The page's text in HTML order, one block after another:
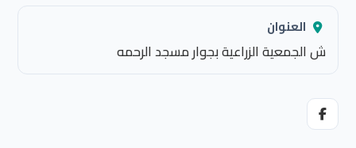
العنوان
ش الجمعية الزراعية بجوار مسجد الرحمه